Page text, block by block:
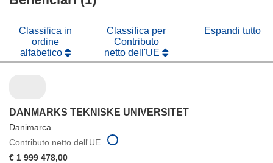
Classifica in
ordine
alfabetico
Classifica per
Contributo
netto dell'UE
Espandi tutto
DANMARKS TEKNISKE UNIVERSITET
Danimarca
Contributo netto dell'UE
€ 1 999 478,00